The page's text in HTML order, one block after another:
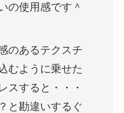
の使用感です＾
のあるテクスチ
むように乗せた
スすると・・・
と勘違いするぐ